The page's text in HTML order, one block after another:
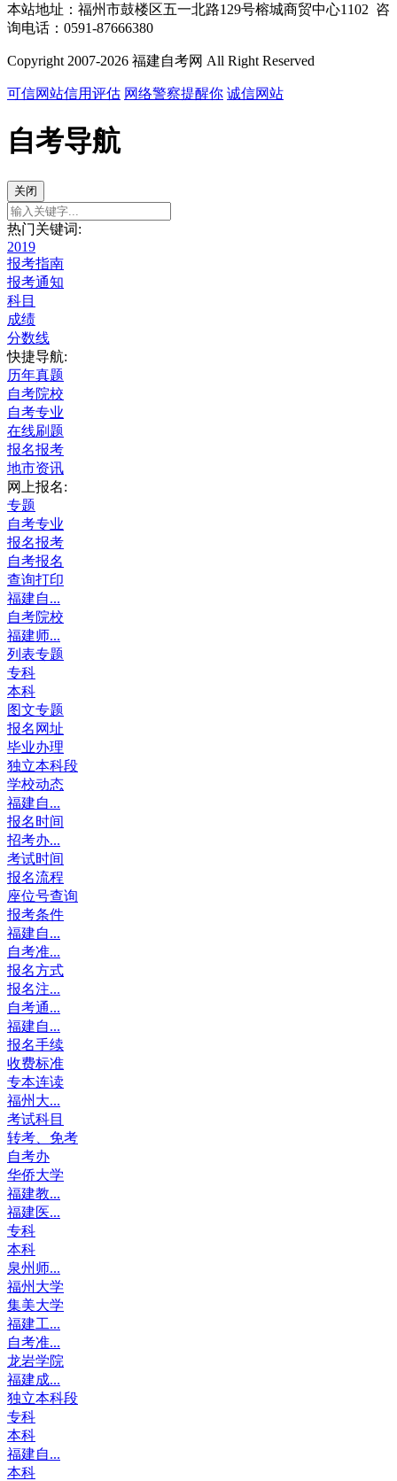
本站地址：福州市鼓楼区五一北路129号榕城商贸中心1102 咨
询电话：0591-87666380
Copyright 2007-2026 福建自考网 All Right Reserved
可信网站信用评估 网络警察提醒你 诚信网站
自考导航
关闭
热门关键词:
2019
报考指南
报考通知
科目
成绩
分数线
快捷导航:
历年真题
自考院校
自考专业
在线刷题
报名报考
地市资讯
网上报名:
专题
自考专业
报名报考
自考报名
查询打印
福建自...
自考院校
福建师...
列表专题
专科
本科
图文专题
报名网址
毕业办理
独立本科段
学校动态
福建自...
报名时间
招考办...
考试时间
报名流程
座位号查询
报考条件
福建自...
自考准...
报名方式
报名注...
自考通...
福建自...
报名手续
收费标准
专本连读
福州大...
考试科目
转考、免考
自考办
华侨大学
福建教...
福建医...
专科
本科
泉州师...
福州大学
集美大学
福建工...
自考准...
龙岩学院
福建成...
独立本科段
专科
本科
福建自...
本科